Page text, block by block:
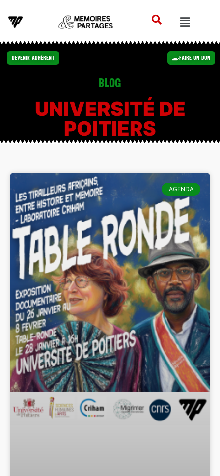
Devenir Adhérent Faire un Don
Blog
UNIVERSITÉ DE
POITIERS
AGENDA